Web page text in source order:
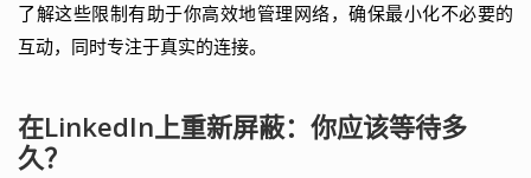
了解这些限制有助于你高效地管理网络，确保最小化不必要的
互动，同时专注于真实的连接。
在LinkedIn上重新屏蔽：你应该等待多
久？